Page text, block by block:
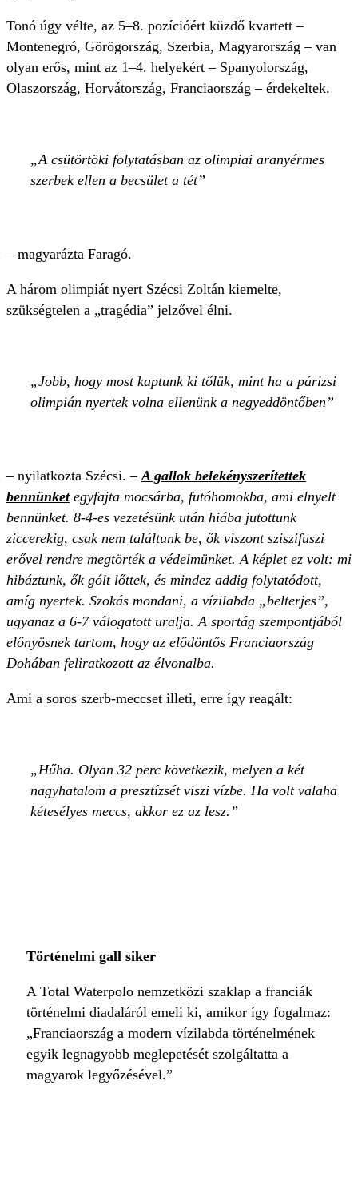
Tonó úgy vélte, az 5–8. pozícióért küzdő kvartett –
Montenegró, Görögország, Szerbia, Magyarország – van
olyan erős, mint az 1–4. helyekért – Spanyolország,
Olaszország, Horvátország, Franciaország – érdekeltek.
A csütörtöki folytatásban az olimpiai aranyérmes
szerbek ellen a becsület a tét
– magyarázta Faragó.
A három olimpiát nyert Szécsi Zoltán kiemelte,
szükségtelen a „tragédia” jelzővel élni.
Jobb, hogy most kaptunk ki tőlük, mint ha a párizsi
olimpián nyertek volna ellenünk a negyeddöntőben
– nyilatkozta Szécsi. –A gallok belekényszerítettek
bennünketegyfajta mocsárba, futóhomokba, ami elnyelt
bennünket. 8-4-es vezetésünk után hiába jutottunk
ziccerekig, csak nem találtunk be, ők viszont sziszifuszi
erővel rendre megtörték a védelmünket. A képlet ez volt: mi
hibáztunk, ők gólt lőttek, és mindez addig folytatódott,
amíg nyertek. Szokás mondani, a vízilabda „belterjes”,
ugyanaz a 6-7 válogatott uralja. A sportág szempontjából
előnyösnek tartom, hogy az elődöntős Franciaország
Dohában feliratkozott az élvonalba.
Ami a soros szerb-meccset illeti, erre így reagált:
Hűha. Olyan 32 perc következik, melyen a két
nagyhatalom a presztízsét viszi vízbe. Ha volt valaha
kétesélyes meccs, akkor ez az lesz.
Történelmi gall siker
A Total Waterpolo nemzetközi szaklap a franciák
történelmi diadaláról emeli ki, amikor így fogalmaz:
„Franciaország a modern vízilabda történelmének
egyik legnagyobb meglepetését szolgáltatta a
magyarok legyőzésével.”